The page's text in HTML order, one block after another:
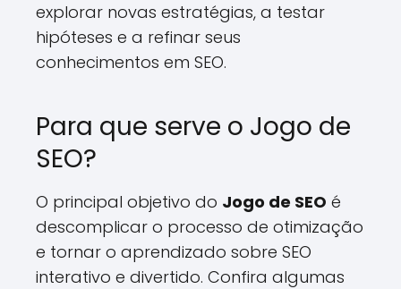
explorar novas estratégias, a testar
hipóteses e a refinar seus
conhecimentos em SEO.
Para que serve o Jogo de
SEO?
O principal objetivo do Jogo de SEO é
descomplicar o processo de otimização
e tornar o aprendizado sobre SEO
interativo e divertido. Confira algumas